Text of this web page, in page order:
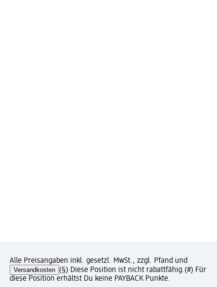
Alle Preisangaben inkl. gesetzl. MwSt., zzgl. Pfand und
Versandkosten (§) Diese Position ist nicht rabattfähig.(#) Für
diese Position erhältst Du keine PAYBACK Punkte.